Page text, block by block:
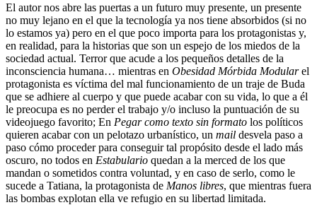
El autor nos abre las puertas a un futuro muy presente, un presente
no muy lejano en el que la tecnología ya nos tiene absorbidos (si no
lo estamos ya) pero en el que poco importa para los protagonistas y,
en realidad, para la historias que son un espejo de los miedos de la
sociedad actual. Terror que acude a los pequeños detalles de la
inconsciencia humana… mientras en Obesidad Mórbida Modularel
protagonista es víctima del mal funcionamiento de un traje de Buda
que se adhiere al cuerpo y que puede acabar con su vida, lo que a él
le preocupa es no perder el trabajo y/o incluso la puntuación de su
videojuego favorito; En Pegar como texto sin formato los políticos
quieren acabar con un pelotazo urbanístico, un mail desvela paso a
paso cómo proceder para conseguir tal propósito desde el lado más
oscuro, no todos en Estabulario quedan a la merced de los que
mandan o sometidos contra voluntad, y en caso de serlo, como le
sucede a Tatiana, la protagonista de Manos libres, que mientras fuera
las bombas explotan ella ve refugio en su libertad limitada.